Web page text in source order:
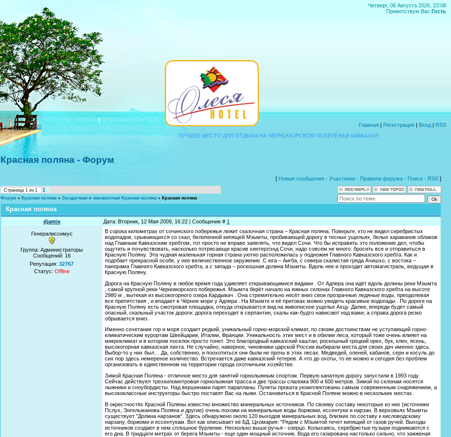
Четверг, 06 Августа 2026, 23:08
Приветствую Вас Гость
Главная | Регистрация | Вход | RSS
ЛУЧШЕЕ МЕСТО ДЛЯ ОТДЫХА НА ЧЕРНОМОРСКОМ ПОБЕРЕЖЬЕ КАВКАЗА!!!
Красная поляна - Форум
[ Новые сообщения · Участники · Правила форума · Поиск · RSS ]
Страница 1 из 1 1
Форум » Красная поляна » Загадочная и неизвестная Красная поляна » Красная поляна
Красная поляна
djamix Дата: Вторник, 12 Мая 2009, 16:22 | Сообщение # 1
Генералиссимус
Группа: Администраторы
Сообщений: 16
Репутация: 32767
Статус: Offline
В сорока километрах от сочинского побережья лежит сказочная страна – Красная поляна. Поверьте, кто не видел серебристых
водопадов, срывающихся со скал, белопенной кипящей Мзымты, пробивающей дорогу в тесных ущельях, белых караванов облаков
над Главным Кавказским хребтом, тот просто не вправе заявлять, что видел Сочи. Что бы исправить это положение дел, чтобы
ощутить и почувствовать, насколько потрясающе красив хинтерлэнд Сочи, надо совсем не много: бросить все и отправиться в
Красную Поляну. Эта чудная маленькая горная страна уютно расположилась у подножия Главного Кавказского хребта. Как и
подобает прекрасной особе, у нее величественное окружение. С юга – Аигба, с севера скалистая гряда Ачишхо, с востока –
панорама Главного Кавказского хребта, а с запада – роскошная долина Мзымты. Вдоль нее и проходит автомагистраль, ведущая в
Красную Поляну.
Дорога на Красную Поляну в любое время года удивляет открывающимися видами . От Адлера она идёт вдоль долины реки Мзымта
, самой крупной реки Черноморского побережья. Мзымта берёт начало на южных склонах Главного Кавказского хребта на высоте
2980 м , вытекая из высокогорного озера Кардывач . Она стремительно несёт вниз свои прозрачные ледяные воды, преодолевая
все препятствия , и впадает в Чёрное море у Адлера . На Мзымте и её притоках можно увидеть красивые водопады . По дороге на
Красную Поляну есть смотровая площадка, откуда открывается вид на живописное ущелье Ахцу. Далее, впереди будет самый
опасный, скальный участок дороги: дорога переходит в серпантин, скалы как-будто нависают над вами, а справа дорога резко
обрывается вниз.
Именно сочетание гор и моря создает редкий, уникальный горно-морской климат, по своим достоинствам не уступающий горно-
климатическим курортам Швейцарии, Италии, Франции. Уникальность этих мест и в обилии леса, который тоже очень влияет на
микроклимат и в котором поселок просто тонет. Это благородный кавказский каштан, роскошный грецкий орех, бук, клен, ясень,
высокогорная кавказская пихта. Не случайно, наверное, чиновники царской России выбирали места для своих дач именно здесь.
Выбор-то у них был… Да, собственно, и поохотиться они были не прочь в этих лесах. Медведей, оленей, кабанов, серн и косуль до
сих пор здесь немереное количество. Встречается даже кавказский тетерев. А что до охоты, то ее можно и сегодня без проблем
организовать в единственном на территории города охотничьем хозяйстве.
Зимой Красная Поляна - отличное место для занятий горнолыжным спортом. Первую канатную дорогу запустили в 1993 году.
Сейчас действуют трехкилометровая горнолыжная трасса и две трассы слалома 900 и 600 метров. Зимой по склонам носятся
лыжники и сноубордисты. Над вершинами парят парапланы. Пункты проката укомплектованы самым современным снаряжением, а
высококлассные инструкторы быстро поставят Вас на лыжи. Остановиться в Красной Поляне можно в нескольких местах.
В окрестностях Красной Поляны известно множество минеральных источников. По своему составу некоторые из них (источники
Пслух, Энгельманова Поляна и другие) очень похожи на минеральные воды боржоми, ессентуки и нарзан. В верховьях Мзымты
существует "Долина нарзанов". Здесь обнаружено около 120 выходов минеральных вод, близких по составу к кисловодскому
нарзану, боржоми и ессентукам. Вот как описывает её БД. Цхомария: "Рядом с Мзымтой течет кипящий от газов ручей. Выходы
источников создают в нем сплошное бурление. Несколько выше ручья - озерцо. Колыхаясь, серебристые пузыри поднимаются с
его дна. В тридцати метрах от берега Мзымты - еще один мощный источник. Вода его газирована настолько сильно, что зажженая